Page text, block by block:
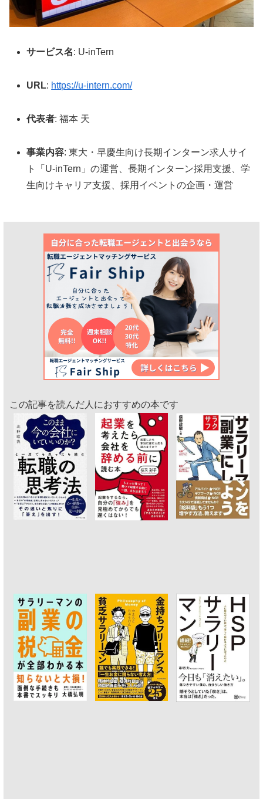
サービス名: U-inTern
URL: https://u-intern.com/
代表者: 福本 天
事業内容: 東大・早慶生向け長期インターン求人サイ
ト「U-inTern」の運営、長期インターン採用支援、学
生向けキャリア支援、採用イベントの企画・運営
この記事を読んだ人におすすめの本です